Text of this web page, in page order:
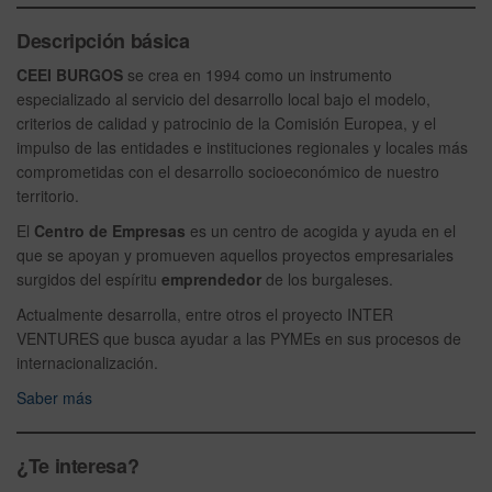
Descripción básica
CEEI BURGOS se crea en 1994 como un instrumento
especializado al servicio del desarrollo local bajo el modelo,
criterios de calidad y patrocinio de la Comisión Europea, y el
impulso de las entidades e instituciones regionales y locales más
comprometidas con el desarrollo socioeconómico de nuestro
territorio.
El Centro de Empresas es un centro de acogida y ayuda en el
que se apoyan y promueven aquellos proyectos empresariales
surgidos del espíritu emprendedor de los burgaleses.
Actualmente desarrolla, entre otros el proyecto INTER
VENTURES que busca ayudar a las PYMEs en sus procesos de
internacionalización.
Saber más
¿Te interesa?